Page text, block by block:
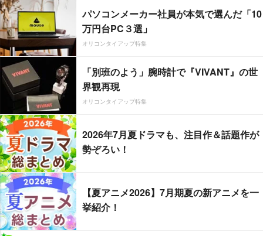
パソコンメーカー社員が本気で選んだ「10
万円台PC３選」
オリコンタイアップ特集
「別班のよう」腕時計で『VIVANT』の世
界観再現
オリコンタイアップ特集
2026年7月夏ドラマも、注目作＆話題作が
勢ぞろい！
【夏アニメ2026】7月期夏の新アニメを一
挙紹介！